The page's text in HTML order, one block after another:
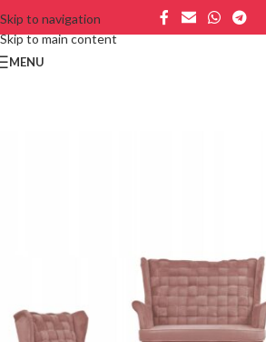
Skip to navigation
Skip to main content
MENU